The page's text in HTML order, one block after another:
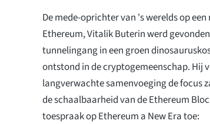
De mede-oprichter van 's werelds op
Ethereum, Vitalik Buterin werd
tunnelingang in een groen
ontstond in de cryptogemeenschap. Hij
langverwachte samenvoeging de focus
de schaalbaarheid van de Ethereum
toespraak op Ethereum a New Era toe: